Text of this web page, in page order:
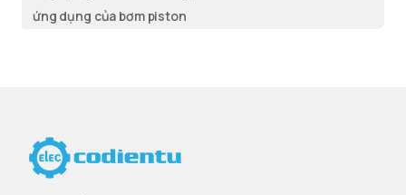
ứng dụng của bơm piston